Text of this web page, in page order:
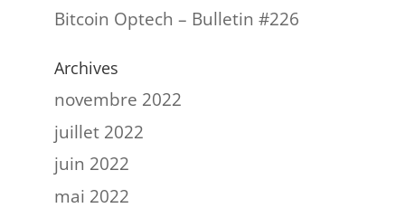
Bitcoin Optech – Bulletin #226
Archives
novembre 2022
juillet 2022
juin 2022
mai 2022